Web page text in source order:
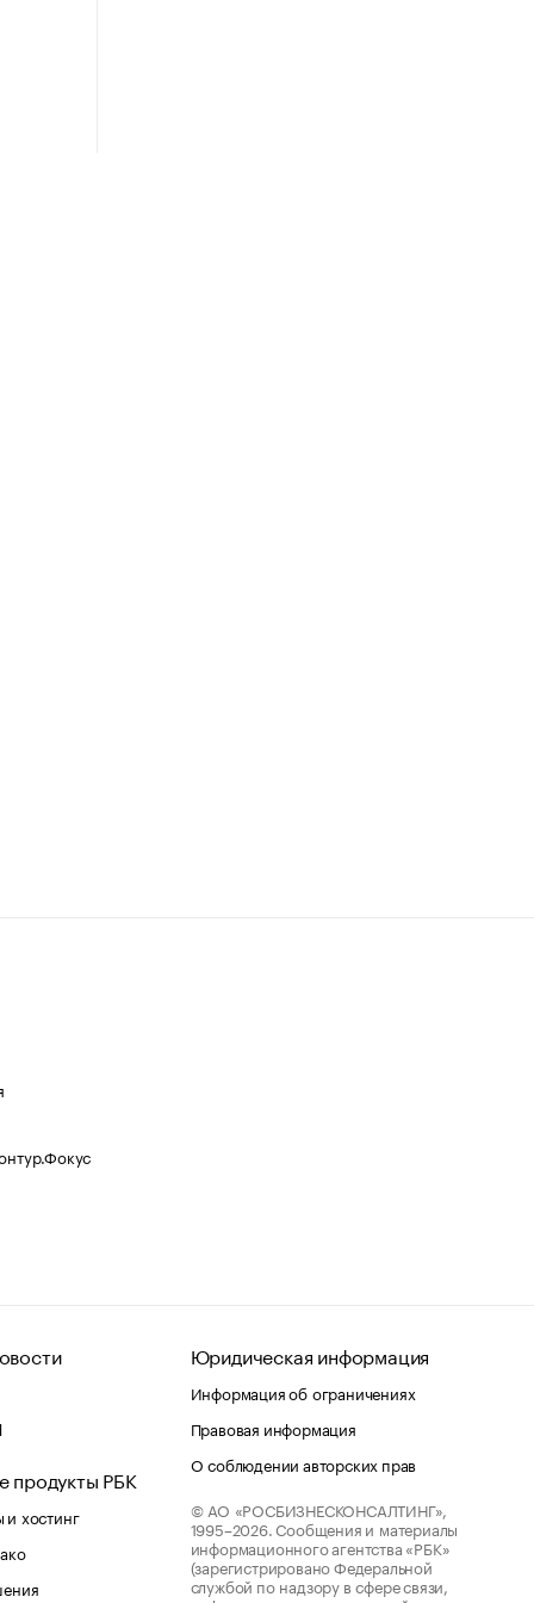
продукты РБК
хостинг
Юридическая информация
Информация об ограничениях
Правовая информация
О соблюдении авторских прав
© АО «РОСБИЗНЕСКОНСАЛТИНГ»,
1995–2026. Сообщения и материалы
информационного агентства «РБК»
(зарегистрировано Федеральной
службой по надзору в сфере связи,